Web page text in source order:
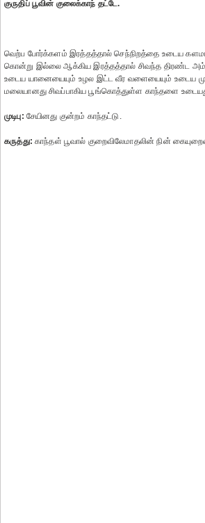
குருதிப் பூவின் குலைக்காந் தட்டே.
வெற்ப போர்க்களம் இரத்தத்தால் செந்நிறத்தை உடைய
கொன்று இல்லை ஆக்கிய இரத்தத்தால் சிவந்த திரண்ட
உடைய யானையையும் உழல இட்ட வீர வளையையும் உடைய
மலையானது சிவப்பாகிய பூங்கொத்துள்ள காந்தளை
முடிபு: சேயினது குன்றம் காந்தட்டு.
கருத்து: காந்தள் பூவால் குறைவிலேமாதலின் நின்